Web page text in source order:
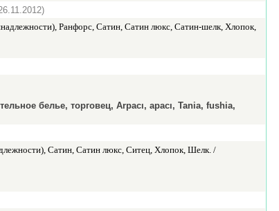
Ранфорс, Сатин, Сатин люкс, Сатин-шелк, Хлопок,
белье, торговец, Arpacı, apacı, Tania, fushia,
Сатин, Сатин люкс, Ситец, Хлопок, Шелк. /